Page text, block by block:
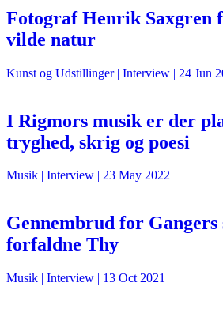
Fotograf Henrik Saxgren
vilde natur
Kunst og Udstillinger| Interview | 24 Jun
I Rigmors musik er der
tryghed, skrig og poesi
Musik | Interview | 23 May 2022
Gennembrud for Gangers
forfaldne Thy
Musik | Interview | 13 Oct 2021